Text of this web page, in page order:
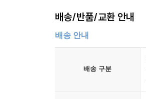
배송/반품/교환 안내
배송 안내
배송 구분